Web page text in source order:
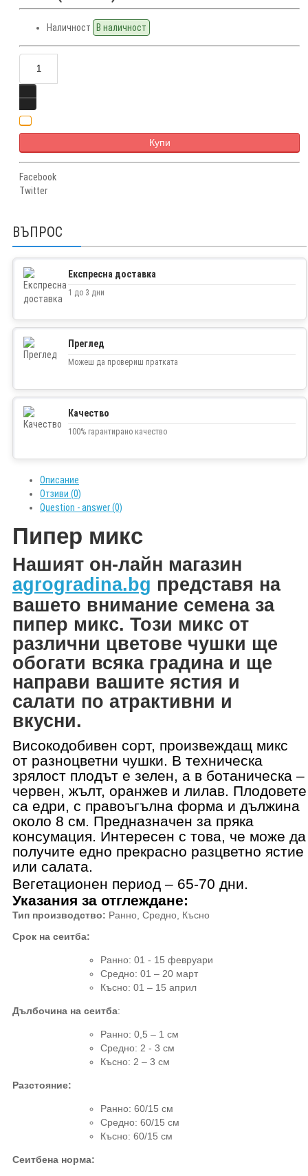
Наличност В наличност
Купи
Facebook
Twitter
ВЪПРОС
Експресна доставка
1 до 3 дни
Преглед
Можеш да провериш пратката
Качество
100% гарантирано качество
Описание
Отзиви (0)
Question - answer (0)
Пипер микс
Нашият он-лайн магазин
agrogradina.bg представя на
вашето внимание семена за
пипер микс. Този микс от
различни цветове чушки ще
обогати всяка градина и ще
направи вашите ястия и
салати по атрактивни и
вкусни.
Високодобивен сорт, произвеждащ микс
от разноцветни чушки. В техническа
зрялост плодът е зелен, а в ботаническа –
червен, жълт, оранжев и лилав. Плодовете
са едри, с правоъгълна форма и дължина
около 8 см. Предназначен за пряка
консумация. Интересен с това, че може да
получите едно прекрасно разцветно ястие
или салата.
Вегетационен период – 65-70 дни.
Указания за отглеждане:
Тип производство: Ранно, Средно, Късно
Срок на сеитба:
Ранно: 01 - 15 февруари
Средно: 01 – 20 март
Късно: 01 – 15 април
Дълбочина на сеитба:
Ранно: 0,5 – 1 см
Средно: 2 - 3 см
Късно: 2 – 3 см
Разстояние:
Ранно: 60/15 см
Средно: 60/15 см
Късно: 60/15 см
Сеитбена норма: